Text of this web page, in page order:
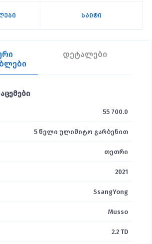
საიტი
დეტალები
55 700.0
5 წელი ულიმიტო გარბენით
თეთრი
2021
SsangYong
Musso
2.2 TD